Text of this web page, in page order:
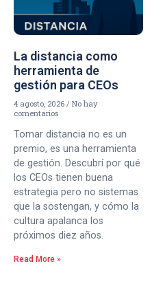
La distancia como
herramienta de
gestión para CEOs
4 agosto, 2026
No hay
comentarios
Tomar distancia no es un
premio, es una herramienta
de gestión. Descubrí por qué
los CEOs tienen buena
estrategia pero no sistemas
que la sostengan, y cómo la
cultura apalanca los
próximos diez años.
Read More »